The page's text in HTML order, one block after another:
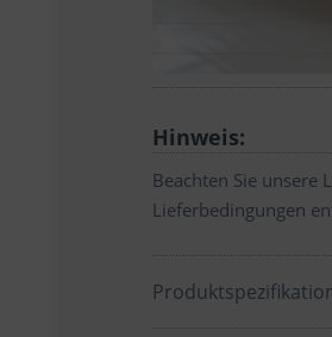
Hinweis:
Beachten Sie
Lieferbedingungen